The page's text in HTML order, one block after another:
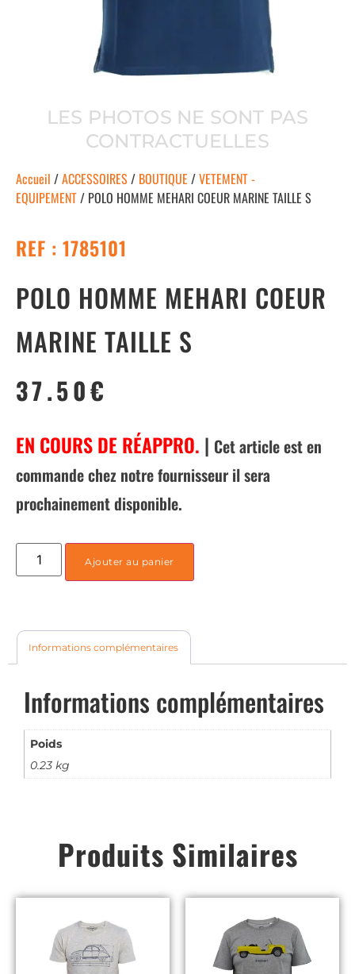
LES PHOTOS NE SONT PAS
CONTRACTUELLES
Accueil /ACCESSOIRES/ BOUTIQUE /VETEMENT -
EQUIPEMENT/ POLO HOMME MEHARI COEUR MARINE TAILLE S
REF : 1785101
POLO HOMME MEHARI COEUR
MARINE TAILLE S
37.50€
EN COURS DE RÉAPPRO. | Cet article est en
commande chez notre fournisseur il sera
prochainement disponible.
Ajouter au panier
Informations complémentaires
Informations complémentaires
Poids
0.23 kg
Produits Similaires